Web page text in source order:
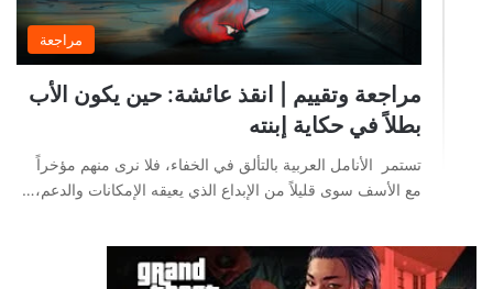
مراجعة
مراجعة وتقييم | انقذ عائشة: حين يكون الأب
بطلاً في حكاية إبنته
تستمر الأنامل العربية بالتألق في الخفاء، فلا نرى منهم مؤخراً
مع الأسف سوى قليلاً من الإبداع الذي يعيقه الإمكانات والدعم،…